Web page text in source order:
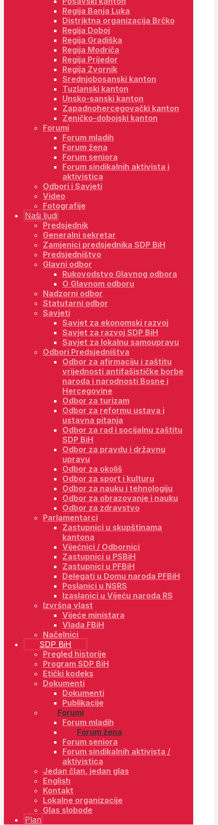
Regija Banja Luka
Distriktna organizacija Brčko
Regija Doboj
Regija Gradiška
Regija Modriča
Regija Prijedor
Regija Zvornik
Srednjobosanski kanton
Tuzlanski kanton
Unsko-sanski kanton
Zapadnohercegovački kanton
Zeničko-dobojski kanton
Forumi
Forum mladih
Forum žena
Forum seniora
Forum sindikalnih aktivista i
aktivistica
Odbori i Savjeti
Video
Fotografije
Naši ljudi
Predsjednik
Generalni sekretar
Zamjenici predsjednika SDP BiH
Predsjedništvo
Glavni odbor
Rukovodstvo Glavnog odbora
O Glavnom odboru
Nadzorni odbor
Statutarni odbor
Savjeti
Savjet za ekonomski razvoj
Savjet za razvoj SDP BiH
Savjet za lokalnu samoupravu
Odbori Predsjedništva
Odbor za afirmaciju i zaštitu
vrijednosti antifašističke borbe
naroda i narodnosti Bosne i
Hercegovine
Odbor za turizam
Odbor za reformu ustava i
ustavna pitanja
Odbor za rad i socijalnu zaštitu
SDP BiH
Odbor za pravdu i državnu
upravu
Odbor za okoliš
Odbor za sport i kulturu
Odbor za nauku i tehnologiju
Odbor za obrazovanje i nauku
Odbor za zdravstvo
Parlamentarci
Zastupnici u skupštinama
kantona
Vijećnici / Odbornici
Zastupnici u PSBiH
Zastupnici u PFBiH
Delegati u Domu naroda PFBiH
Poslanici u NSRS
Izaslanici u Vijeću naroda RS
Izvršna vlast
Vijeće ministara
Vlada FBiH
Načelnici
SDP BiH
Pregled historije
Program SDP BiH
Etički kodeks
Dokumenti
Dokumenti
Publikacije
Forumi
Forum mladih
Forum žena
Forum seniora
Forum sindikalnih aktivista /
aktivistica
Jedan član, jedan glas
English
Kontakt
Lokalne organizacije
Glas slobode
Plan